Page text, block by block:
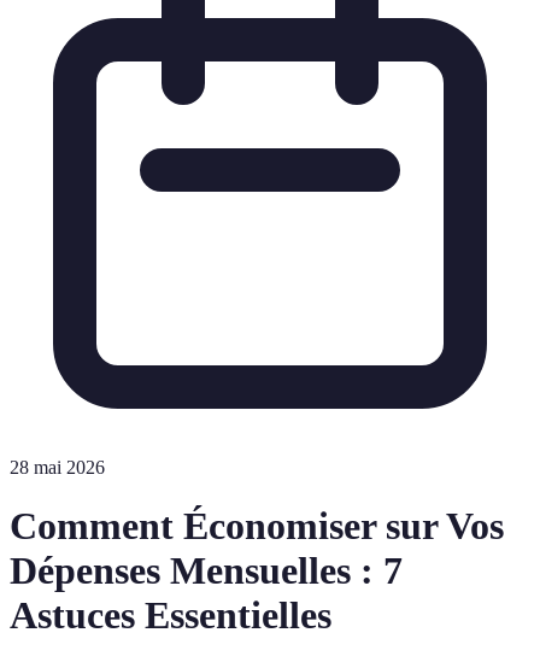
28 mai 2026
Comment Économiser sur Vos
Dépenses Mensuelles : 7
Astuces Essentielles